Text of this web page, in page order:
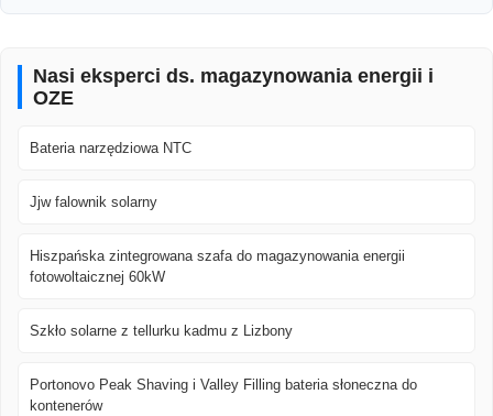
Nasi eksperci ds. magazynowania energii i
OZE
Bateria narzędziowa NTC
Jjw falownik solarny
Hiszpańska zintegrowana szafa do magazynowania energii
fotowoltaicznej 60kW
Szkło solarne z tellurku kadmu z Lizbony
Portonovo Peak Shaving i Valley Filling bateria słoneczna do
kontenerów